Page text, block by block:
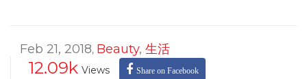
Feb 21, 2018, Beauty, 生活
12.09k Views Share on Facebook